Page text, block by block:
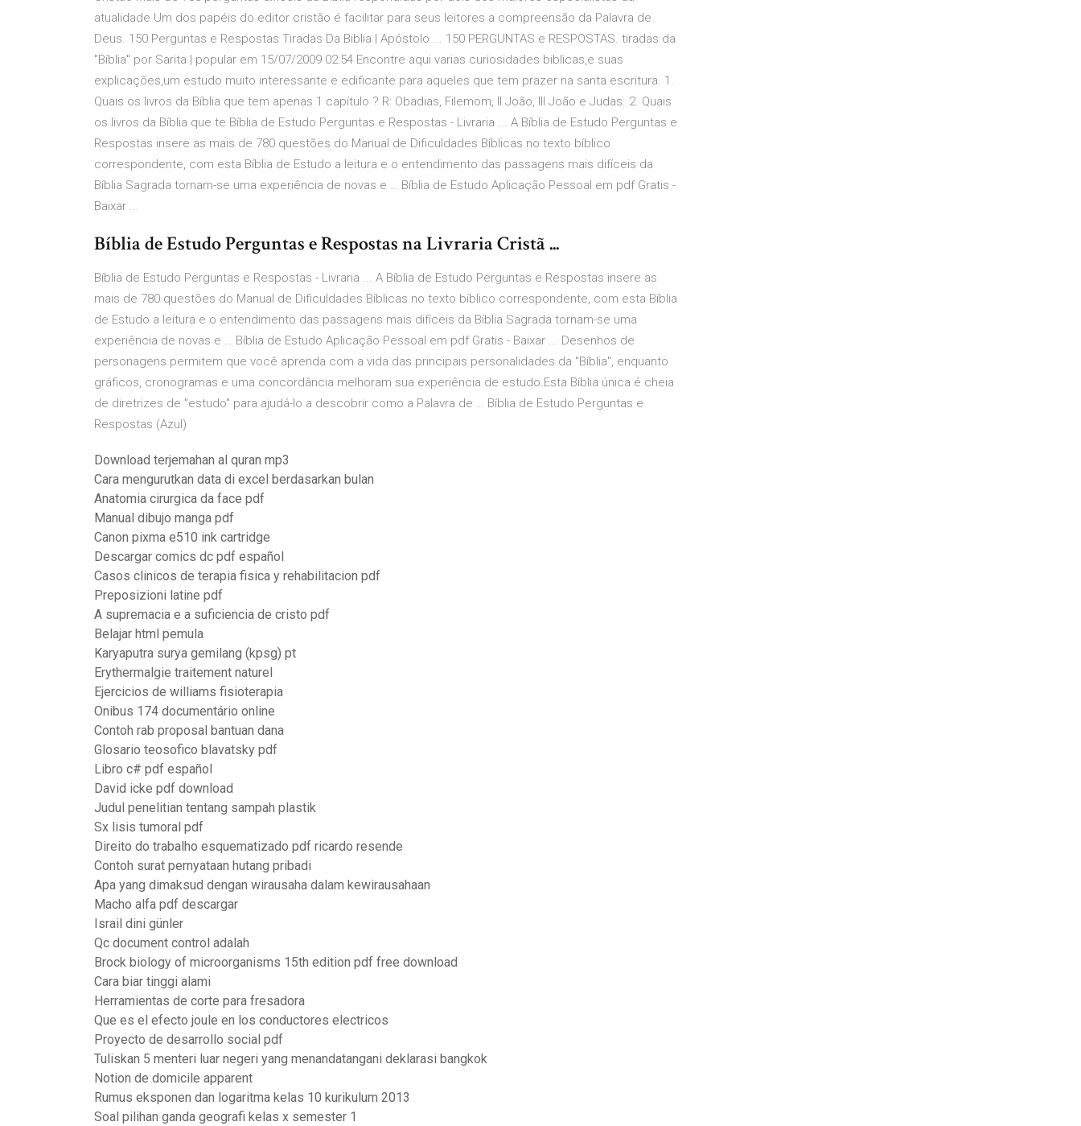
atualidade Um dos papéis do editor cristão é facilitar para seus leitores a compreensão da Palavra de
Deus. 150 Perguntas e Respostas Tiradas Da Biblia | Apóstolo ... 150 PERGUNTAS e RESPOSTAS. tiradas da
"Bíblia" por Sarita | popular em 15/07/2009 02:54 Encontre aqui varias curiosidades biblicas,e suas
explicações,um estudo muito interessante e edificante para aqueles que tem prazer na santa escritura. 1.
Quais os livros da Bíblia que tem apenas 1 capítulo ? R: Obadias, Filemom, II João, III João e Judas. 2. Quais
os livros da Bíblia que te Bíblia de Estudo Perguntas e Respostas - Livraria ... A Bíblia de Estudo Perguntas e
Respostas insere as mais de 780 questões do Manual de Dificuldades Bíblicas no texto bíblico
correspondente, com esta Bíblia de Estudo a leitura e o entendimento das passagens mais difíceis da
Bíblia Sagrada tornam-se uma experiência de novas e … Bíblia de Estudo Aplicação Pessoal em pdf Gratis -
Baixar ...
Bíblia de Estudo Perguntas e Respostas na Livraria Cristã ...
Bíblia de Estudo Perguntas e Respostas - Livraria ... A Bíblia de Estudo Perguntas e Respostas insere as
mais de 780 questões do Manual de Dificuldades Bíblicas no texto bíblico correspondente, com esta Bíblia
de Estudo a leitura e o entendimento das passagens mais difíceis da Bíblia Sagrada tornam-se uma
experiência de novas e … Bíblia de Estudo Aplicação Pessoal em pdf Gratis - Baixar ... Desenhos de
personagens permitem que você aprenda com a vida das principais personalidades da "Bíblia", enquanto
gráficos, cronogramas e uma concordância melhoram sua experiência de estudo.Esta Bíblia única é cheia
de diretrizes de "estudo" para ajudá-lo a descobrir como a Palavra de … Bíblia de Estudo Perguntas e
Respostas (Azul)
Download terjemahan al quran mp3
Cara mengurutkan data di excel berdasarkan bulan
Anatomia cirurgica da face pdf
Manual dibujo manga pdf
Canon pixma e510 ink cartridge
Descargar comics dc pdf español
Casos clinicos de terapia fisica y rehabilitacion pdf
Preposizioni latine pdf
A supremacia e a suficiencia de cristo pdf
Belajar html pemula
Karyaputra surya gemilang (kpsg) pt
Erythermalgie traitement naturel
Ejercicios de williams fisioterapia
Onibus 174 documentário online
Contoh rab proposal bantuan dana
Glosario teosofico blavatsky pdf
Libro c# pdf español
David icke pdf download
Judul penelitian tentang sampah plastik
Sx lisis tumoral pdf
Direito do trabalho esquematizado pdf ricardo resende
Contoh surat pernyataan hutang pribadi
Apa yang dimaksud dengan wirausaha dalam kewirausahaan
Macho alfa pdf descargar
Israil dini günler
Qc document control adalah
Brock biology of microorganisms 15th edition pdf free download
Cara biar tinggi alami
Herramientas de corte para fresadora
Que es el efecto joule en los conductores electricos
Proyecto de desarrollo social pdf
Tuliskan 5 menteri luar negeri yang menandatangani deklarasi bangkok
Notion de domicile apparent
Rumus eksponen dan logaritma kelas 10 kurikulum 2013
Soal pilihan ganda geografi kelas x semester 1